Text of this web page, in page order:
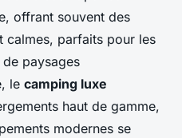
offrant souvent des
calmes, parfaits pour les
paysages
le camping luxe
haut de gamme,
modernes se